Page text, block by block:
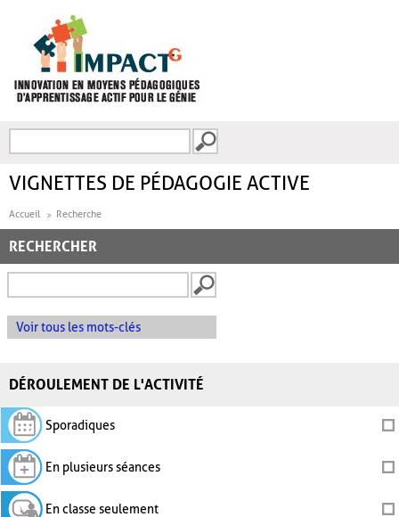
FORMULAIRE DE
VIGNETTES DE PÉDAGOGIE ACTIVE
Accueil Recherche
RECHERCHER
Voir tous les mots-clés
DÉROULEMENT DE L'ACTIVITÉ
Sporadiques
En plusieurs séances
En classe seulement